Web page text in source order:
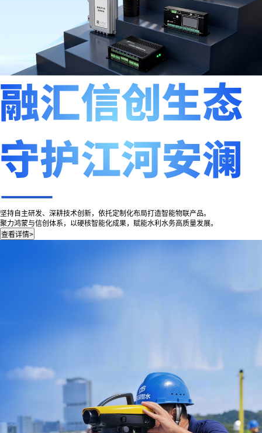
坚持自主研发、深耕技术创新，依托定制化布局打造智能物联产品。
聚力鸿蒙与信创体系，以硬核智能化成果，赋能水利水务高质量发展。